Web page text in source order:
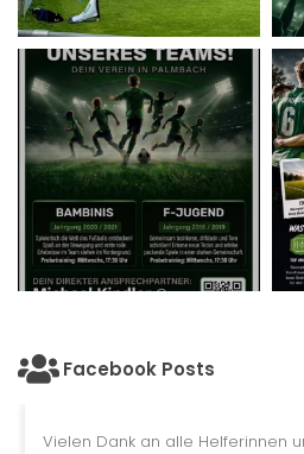
Facebook Posts
Vielen Dank an alle Helferinnen